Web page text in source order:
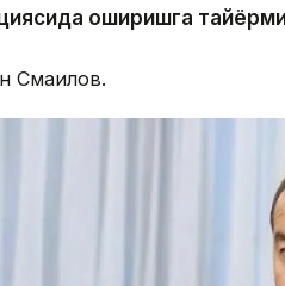
оширишга
Смаилов.